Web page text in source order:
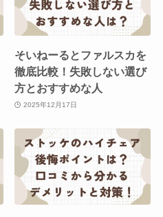
そいねーるとファルスカを
徹底比較！失敗しない選び
方とおすすめな人
2025年12月17日